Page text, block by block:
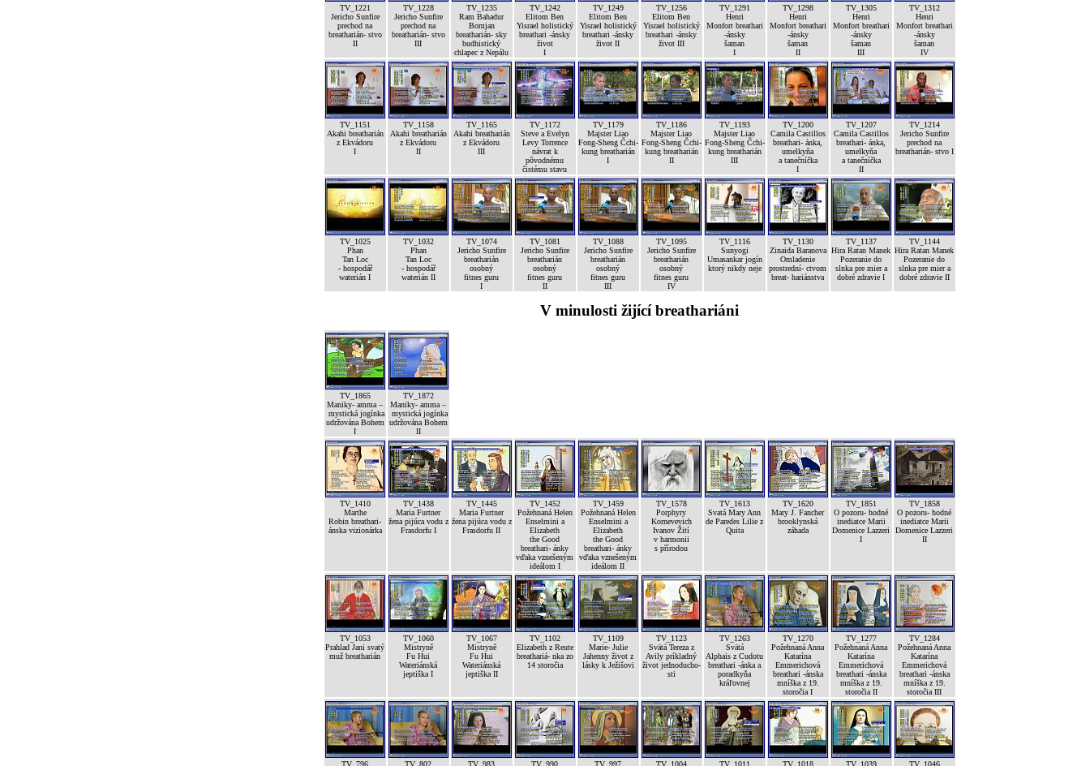
TV_1221
Jericho Sunfire
prechod na
breatharián- stvo
II
TV_1228
Jericho Sunfire
prechod na
breatharián- stvo
III
TV_1235
Ram Bahadur
Bomjan
breatharián- sky
budhistický
chlapec z Nepálu
TV_1242
Elitom Ben
Yisrael holistický
breathari -ánsky
život
I
TV_1249
Elitom Ben
Yisrael holistický
breathari -ánsky
život II
TV_1256
Elitom Ben
Yisrael holistický
breathari -ánsky
život III
TV_1291
Henri
Monfort breathari
-ánsky
šaman
I
TV_1298
Henri
Monfort breathari
-ánsky
šaman
II
TV_1305
Henri
Monfort breathari
-ánsky
šaman
III
TV_1312
Henri
Monfort breathari
-ánsky
šaman
IV
TV_1151
Akahi breatharián
z Ekvádoru
I
TV_1158
Akahi breatharián
z Ekvádoru
II
TV_1165
Akahi breatharián
z Ekvádoru
III
TV_1172
Steve a Evelyn
Levy Torrence
návrat k
pôvodnému
čistému stavu
TV_1179
Majster Liao
Fong-Sheng Čchi-
kung breatharián
I
TV_1186
Majster Liao
Fong-Sheng Čchi-
kung breatharián
II
TV_1193
Majster Liao
Fong-Sheng Čchi-
kung breatharián
III
TV_1200
Camila Castillos
breathari- ánka,
umelkyňa
a tanečníčka
I
TV_1207
Camila Castillos
breathari- ánka,
umelkyňa
a tanečníčka
II
TV_1214
Jericho Sunfire
prechod na
breatharián- stvo I
TV_1025
Phan
Tan Loc
- hospodář
waterián I
TV_1032
Phan
Tan Loc
- hospodář
waterián II
TV_1074
Jericho Sunfire
breatharián
osobný
fitnes guru
I
TV_1081
Jericho Sunfire
breatharián
osobný
fitnes guru
II
TV_1088
Jericho Sunfire
breatharián
osobný
fitnes guru
III
TV_1095
Jericho Sunfire
breatharián
osobný
fitnes guru
IV
TV_1116
Sunyogi
Umasankar jogín
ktorý nikdy neje
TV_1130
Zinaida Baranova
Omladenie
prostrední- ctvom
breat- hariánstva
TV_1137
Hira Ratan Manek
Pozeranie do
slnka pre mier a
dobré zdravie I
TV_1144
Hira Ratan Manek
Pozeranie do
slnka pre mier a
dobré zdravie II
V minulosti žijící breathariáni
TV_1865
Maniky- amma –
mystická jogínka
udržována Bohem
I
TV_1872
Maniky- amma –
mystická jogínka
udržována Bohem
II
TV_1410
Marthe
Robin breathari-
ánska vizionárka
TV_1438
Maria Furtner
žena pijúca vodu z
Frasdorfu I
TV_1445
Maria Furtner
žena pijúca vodu z
Frasdorfu II
TV_1452
Požehnaná Helen
Enselmini a
Elizabeth
the Good
breathari- ánky
vďaka vznešeným
ideálom I
TV_1459
Požehnaná Helen
Enselmini a
Elizabeth
the Good
breathari- ánky
vďaka vznešeným
ideálom II
TV_1578
Porphyry
Kornevevich
Ivanov Žití
v harmonii
s přírodou
TV_1613
Svatá Mary Ann
de Paredes Lilie z
Quita
TV_1620
Mary J. Fancher
brooklynská
záhada
TV_1851
O pozoru- hodné
inediatce Marii
Domenice Lazzeri
I
TV_1858
O pozoru- hodné
inediatce Marii
Domenice Lazzeri
II
TV_1053
Prahlad Jani svatý
muž breatharián
TV_1060
Mistryně
Fu Hui
Wateriánská
jeptiška I
TV_1067
Mistryně
Fu Hui
Wateriánská
jeptiška II
TV_1102
Elizabeth z Reute
breathariá- nka zo
14 storočia
TV_1109
Marie- Julie
Jahenny život z
lásky k Ježišovi
TV_1123
Svätá Tereza z
Avily príkladný
život jednoducho-
sti
TV_1263
Svätá
Alphais z Cudotu
breathari -ánka a
poradkyňa
kráľovnej
TV_1270
Požehnaná Anna
Katarína
Emmerichová
breathari -ánska
mníška z 19.
storočia I
TV_1277
Požehnaná Anna
Katarína
Emmerichová
breathari -ánska
mníška z 19.
storočia II
TV_1284
Požehnaná Anna
Katarína
Emmerichová
breathari -ánska
mníška z 19.
storočia III
TV_796 TV_802 TV_983 TV_990 TV_997 TV_1004 TV_1011 TV_1018 TV_1039 TV_1046